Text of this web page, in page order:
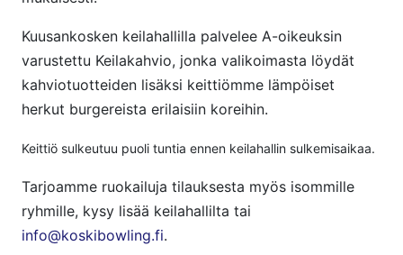
Kuusankosken keilahallilla palvelee A-oikeuksin
varustettu Keilakahvio, jonka valikoimasta löydät
kahviotuotteiden lisäksi keittiömme lämpöiset
herkut burgereista erilaisiin koreihin.
Keittiö sulkeutuu puoli tuntia ennen keilahallin sulkemisaikaa.
Tarjoamme ruokailuja tilauksesta myös isommille
ryhmille, kysy lisää keilahallilta tai
info@koskibowling.fi.